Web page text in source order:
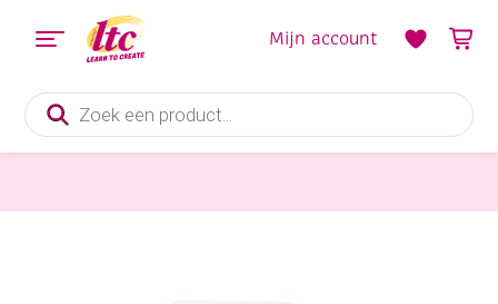
Producten
zoeken
Mijn account